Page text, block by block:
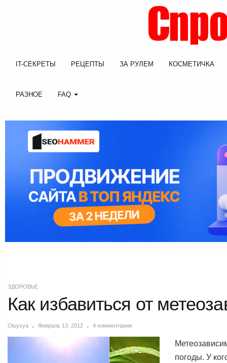
IT-СЕКРЕТЫ РЕЦЕПТЫ ЗА РУЛЕМ КОСМЕТИЧКА
РАЗНОЕ FAQ
ЗДОРОВЬЕ
Как избавиться от
Oluysya Февраль 13, 2012 4 комментария
погоды. У